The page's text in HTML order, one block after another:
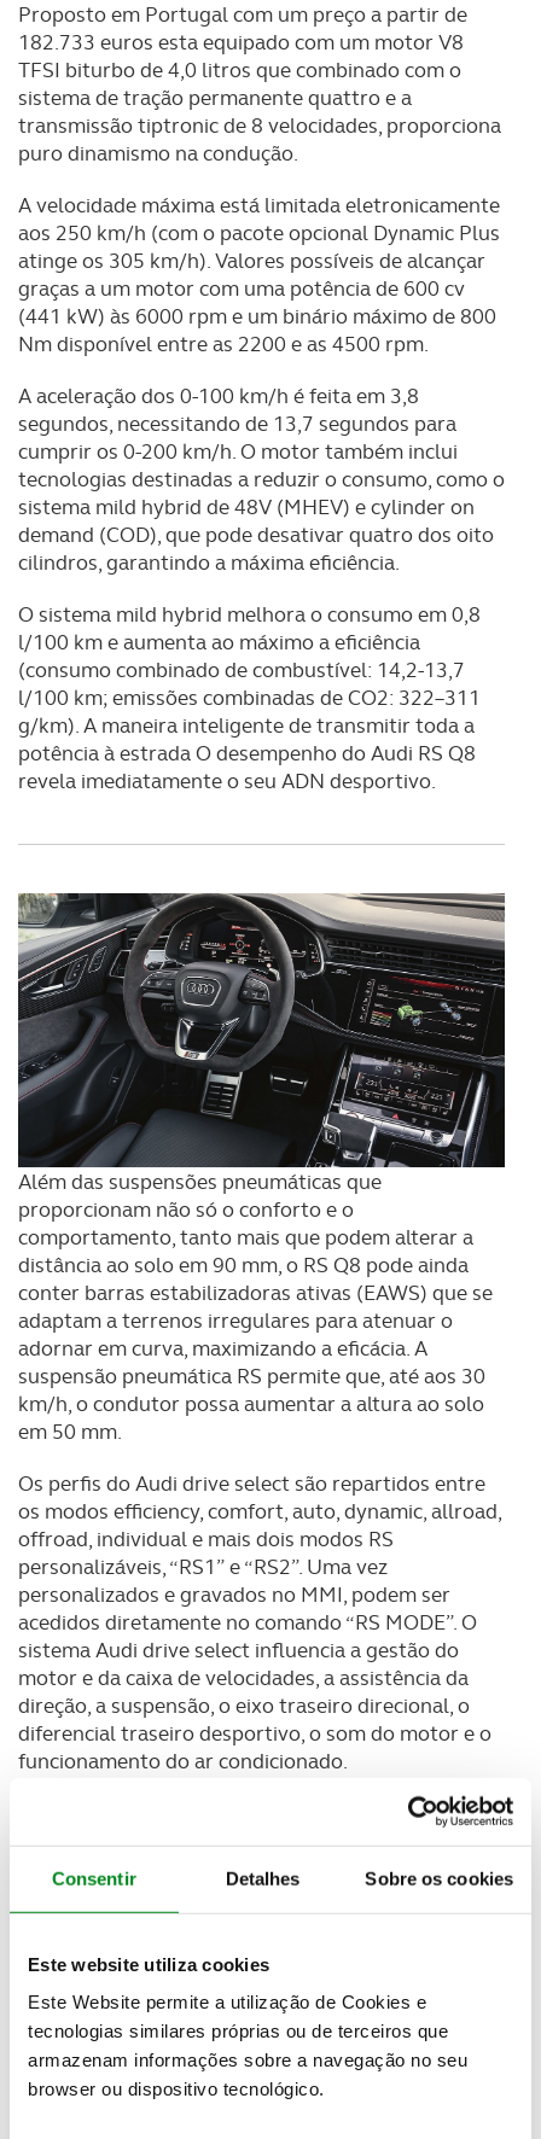
Consentir Detalhes Sobre os cookies
Este website utiliza cookies
Este Website permite a utilização de Cookies e
tecnologias similares próprias ou de terceiros que
armazenam informações sobre a navegação no seu
browser ou dispositivo tecnológico.
Proposto em Portugal com um preço a partir de
182.733 euros esta equipado com um motor V8
TFSI biturbo de 4,0 litros que combinado com o
sistema de tração permanente quattro e a
transmissão tiptronic de 8 velocidades, proporciona
puro dinamismo na condução.
A velocidade máxima está limitada eletronicamente
aos 250 km/h (com o pacote opcional Dynamic Plus
atinge os 305 km/h). Valores possíveis de alcançar
graças a um motor com uma potência de 600 cv
(441 kW) às 6000 rpm e um binário máximo de 800
Nm disponível entre as 2200 e as 4500 rpm.
A aceleração dos 0-100 km/h é feita em 3,8
segundos, necessitando de 13,7 segundos para
cumprir os 0-200 km/h. O motor também inclui
tecnologias destinadas a reduzir o consumo, como o
sistema mild hybrid de 48V (MHEV) e cylinder on
demand (COD), que pode desativar quatro dos oito
cilindros, garantindo a máxima eficiência.
O sistema mild hybrid melhora o consumo em 0,8
l/100 km e aumenta ao máximo a eficiência
(consumo combinado de combustível: 14,2-13,7
l/100 km; emissões combinadas de CO2: 322–311
g/km). A maneira inteligente de transmitir toda a
potência à estrada O desempenho do Audi RS Q8
revela imediatamente o seu ADN desportivo.
Além das suspensões pneumáticas que
proporcionam não só o conforto e o
comportamento, tanto mais que podem alterar a
distância ao solo em 90 mm, o RS Q8 pode ainda
conter barras estabilizadoras ativas (EAWS) que se
adaptam a terrenos irregulares para atenuar o
adornar em curva, maximizando a eficácia. A
suspensão pneumática RS permite que, até aos 30
km/h, o condutor possa aumentar a altura ao solo
em 50 mm.
Os perfis do Audi drive select são repartidos entre
os modos efficiency, comfort, auto, dynamic, allroad,
offroad, individual e mais dois modos RS
personalizáveis, “RS1” e “RS2”. Uma vez
personalizados e gravados no MMI, podem ser
acedidos diretamente no comando “RS MODE”. O
sistema Audi drive select influencia a gestão do
motor e da caixa de velocidades, a assistência da
direção, a suspensão, o eixo traseiro direcional, o
diferencial traseiro desportivo, o som do motor e o
funcionamento do ar condicionado.
inconfundíveis da gama Q8, mas agora com os
elementos específicos RS, que chamam a atenção
octogonal singleframe de estrutura única, com um
padrão de favo de mel, destaca-se na frente do RS
Q8. Em combinação com as entradas de ar laterais
em preto brilhante e outros elementos
aerodinâmicos em alumínio mate, este SUV coupé
enaltece o seu carácter desportivo. As jantes em liga
de 22 polegadas (disponíveis, em opção, com 23